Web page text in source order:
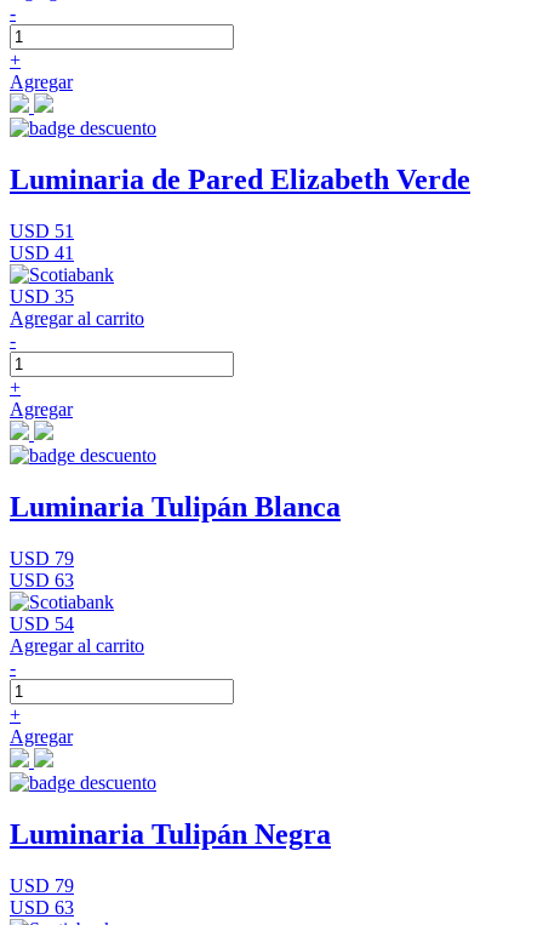
-
+
Agregar
Luminaria de Pared Elizabeth Verde
USD 51
USD 41
USD 35
Agregar al carrito
-
+
Agregar
Luminaria Tulipán Blanca
USD 79
USD 63
USD 54
Agregar al carrito
-
+
Agregar
Luminaria Tulipán Negra
USD 79
USD 63